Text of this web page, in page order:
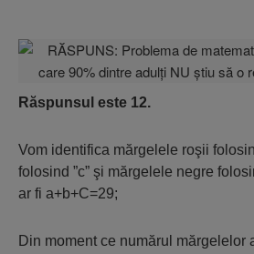
Răspunsul este 12.
Vom identifica mărgelele roşii
folosind ”c” şi mărgelele negre
ar fi a+b+C=29;
Din moment ce numărul mărgelelor